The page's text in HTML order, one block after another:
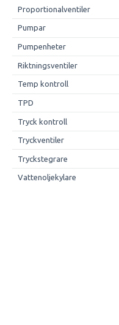
Proportionalventiler
Pumpar
Pumpenheter
Riktningsventiler
Temp kontroll
TPD
Tryck kontroll
Tryckventiler
Tryckstegrare
Vattenoljekylare